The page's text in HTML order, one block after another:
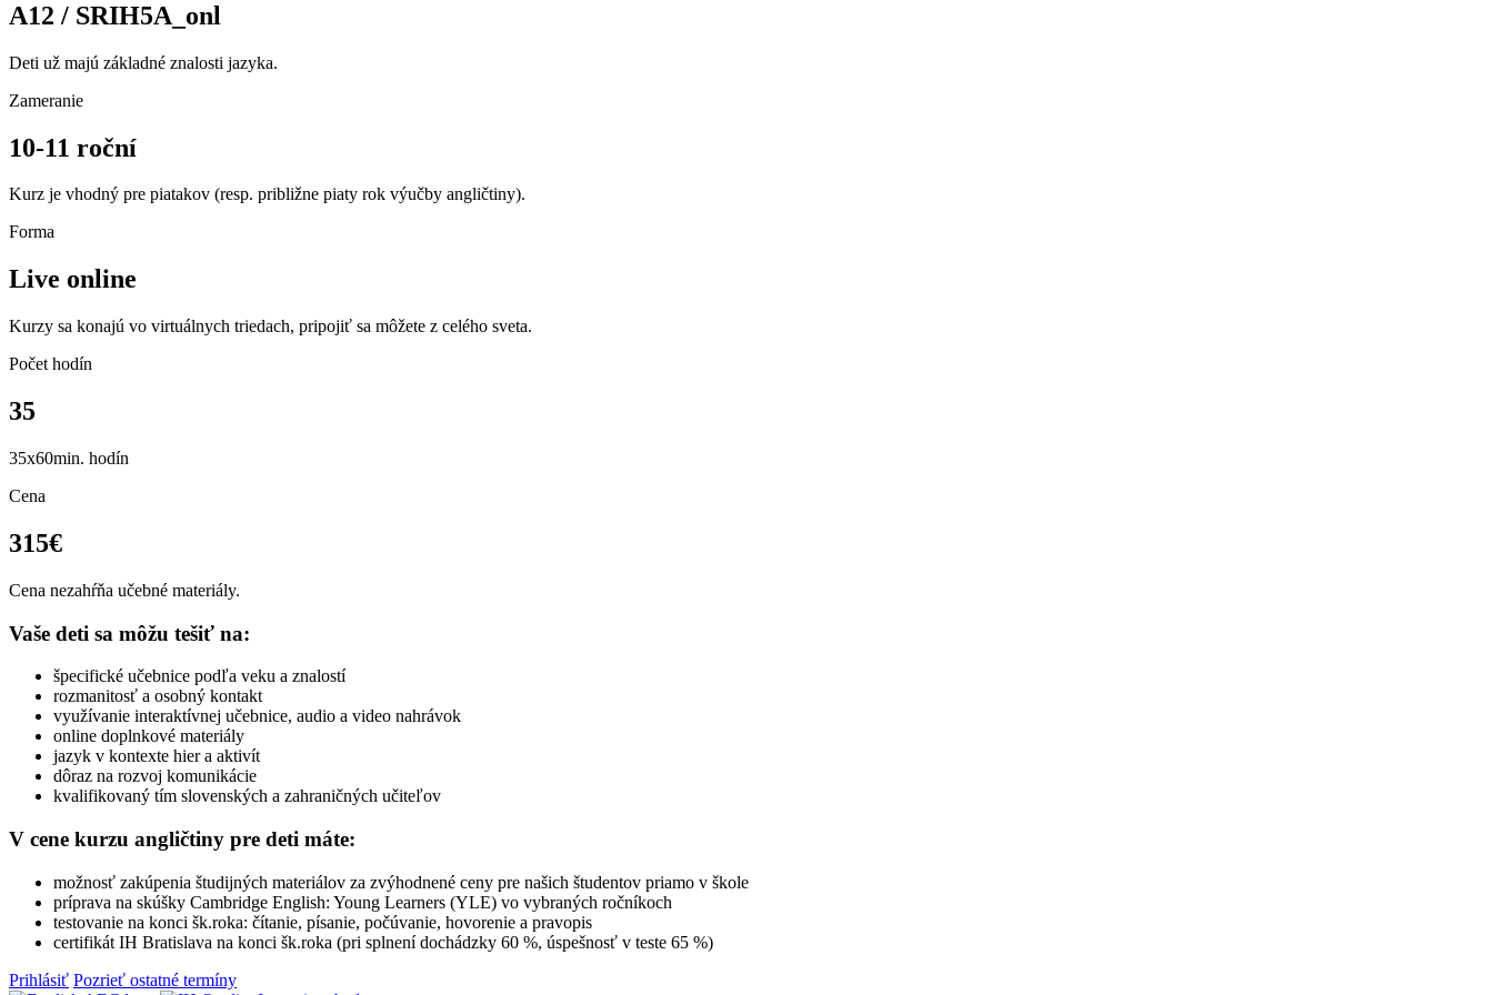
A12 / SRIH5A_onl
Deti už majú základné znalosti jazyka.
Zameranie
10-11 roční
Kurz je vhodný pre piatakov (resp. približne piaty rok výučby angličtiny).
Forma
Live online
Kurzy sa konajú vo virtuálnych triedach, pripojiť sa môžete z celého sveta.
Počet hodín
35
35x60min. hodín
Cena
315€
Cena nezahŕňa učebné materiály.
Vaše deti sa môžu tešiť na:
špecifické učebnice podľa veku a znalostí
rozmanitosť a osobný kontakt
využívanie interaktívnej učebnice, audio a video nahrávok
online doplnkové materiály
jazyk v kontexte hier a aktivít
dôraz na rozvoj komunikácie
kvalifikovaný tím slovenských a zahraničných učiteľov
V cene kurzu angličtiny pre deti máte:
možnosť zakúpenia študijných materiálov za zvýhodnené ceny pre našich študentov priamo v škole
príprava na skúšky Cambridge English: Young Learners (YLE) vo vybraných ročníkoch
testovanie na konci šk.roka: čítanie, písanie, počúvanie, hovorenie a pravopis
certifikát IH Bratislava na konci šk.roka (pri splnení dochádzky 60 %, úspešnosť v teste 65 %)
Prihlásiť Pozrieť ostatné termíny